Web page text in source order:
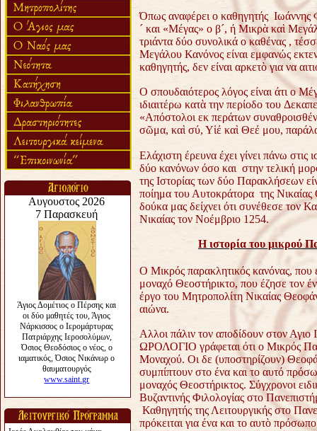
Όπως αναφέρει ο καθηγητής Ιωάννης
´ και «Μέγας» ο β´, ή Μικρὰ καὶ
τριάντα δύο συνολικά ο καθένας ,
Μεγάλου Κανόνος είναι εμφανώς
καθηγητής, δεν είναι αρκετὸ για να
Ο σπουδαιότερος λόγος είναι άτι ο
ιδιαιτέρω κατὰ την περίοδο του
«Απόστολοι εκ περάτων
σῶμα, καὶ σύ, Υἱέ καὶ Θεέ μου,
Ελάχιστη έρευνα έχει γίνει πάνω
δύο κανόνων όσο και στην τελική
της Ιστορίας των δύο Παρακλήσεων
ποίημα του Αυτοκράτορα της
δούκα μας δείχνει ότι συνέθεσε τον
Νικαίας τον Νοέμβριο 1254.
Η ιστορία του μικρού
Ο Μικρός παρακλητικός κανόνας, που
μοναχό Θεοστήρικτο, που έζησε τον
έργο του Μητροπολίτη Νικαίας
αιώνα.
Αλλοι πάλιν τον αποδίδουν στον
ΩΡΟΛΟΓΙΟ γράφεται ότι ο Μικρός
Μοναχού. Οι δε (υποστηρίζουν)
συμπίπτουν στο ένα και το αυτό
μοναχός Θεοστήρικτος. Σύγχρονοι
Βυζαντινής Φιλολογίας στο
Καθηγητής της Λειτουργικής στο
πρόκειται για ένα και το αυτὸ